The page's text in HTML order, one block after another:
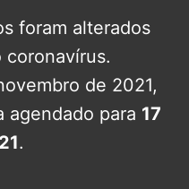
foram alterados
coronavírus.
de 2021,
agendado para 17
.